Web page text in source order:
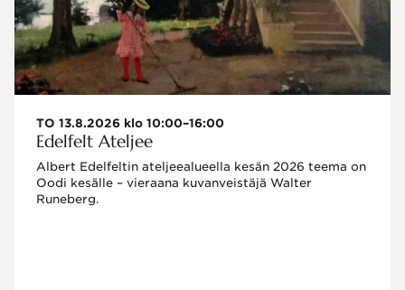
TO 13.8.2026 klo 10:00–16:00
Edelfelt Ateljee
Albert Edelfeltin ateljeealueella kesän 2026 teema on
Oodi kesälle – vieraana kuvanveistäjä Walter